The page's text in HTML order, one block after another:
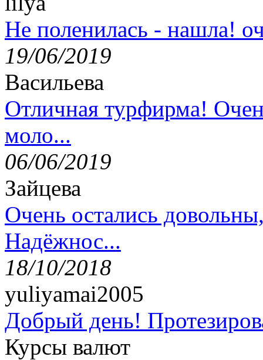
Не поленилась - нашла!
19/06/2019
Васильева
Отличная турфирма!
моло...
06/06/2019
Зайцева
Очень остались
Надёжнос...
18/10/2018
yuliyamai2005
Добрый день!
Курсы валют